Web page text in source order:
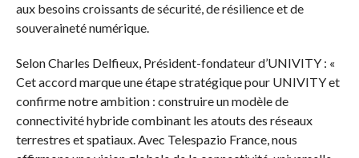
aux besoins croissants de sécurité, de résilience et de
souveraineté numérique.
Selon Charles Delfieux, Président-fondateur d’UNIVITY : «
Cet accord marque une étape stratégique pour UNIVITY et
confirme notre ambition : construire un modèle de
connectivité hybride combinant les atouts des réseaux
terrestres et spatiaux. Avec Telespazio France, nous